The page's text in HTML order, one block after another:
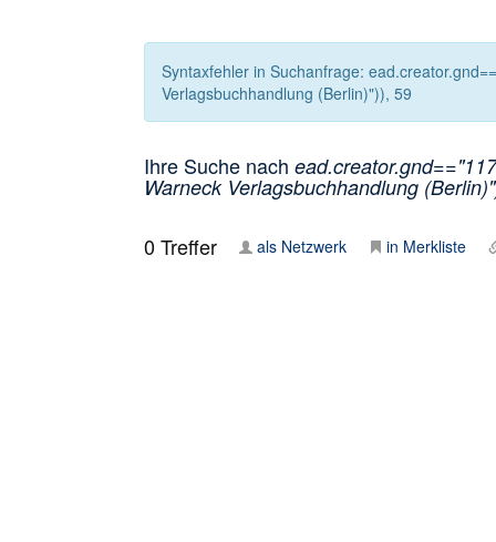
Syntaxfehler in Suchanfrage:
Verlagsbuchhandlung (Berlin)")), 59
Ihre Suche nach
Warneck Verlagsbuchhandlung
0Treffer als Netzwerk in Merkliste